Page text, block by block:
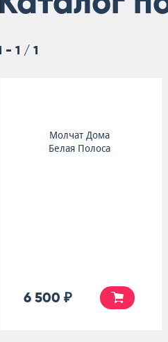
- 1 / 1
Молчат Дома
Белая Полоса
6 500 ₽